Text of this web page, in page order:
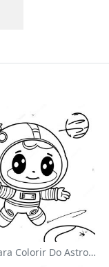
Página Para Colorir Do Astronauta Fofo Flutuando No Espaço